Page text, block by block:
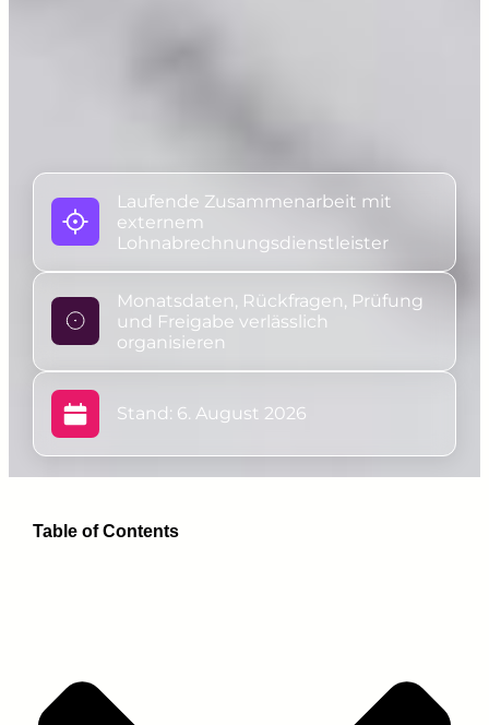
Laufende Zusammenarbeit mit
externem
Lohnabrechnungsdienstleister
Monatsdaten, Rückfragen, Prüfung
und Freigabe verlässlich
organisieren
Stand: 6. August 2026
Table of Contents